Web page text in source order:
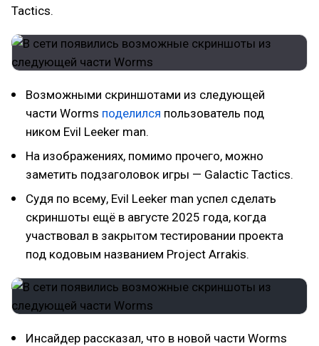
Tactics.
Возможными скриншотами из следующей
части Worms поделился пользователь под
ником Evil Leeker man.
На изображениях, помимо прочего, можно
заметить подзаголовок игры — Galactic Tactics.
Судя по всему, Evil Leeker man успел сделать
скриншоты ещё в августе 2025 года, когда
участвовал в закрытом тестировании проекта
под кодовым названием Project Arrakis.
Инсайдер рассказал, что в новой части Worms